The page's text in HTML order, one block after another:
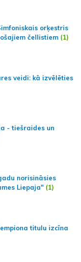
orķestris
čellistiem (1)
veidi: kā izvēlēties
- tiešraides un
norisināsies
Liepaja" (1)
titulu izcīna